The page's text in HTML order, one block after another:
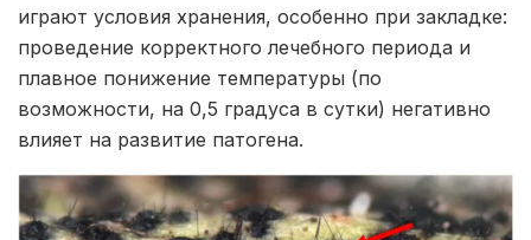
играют условия хранения, особенно при закладке:
проведение корректного лечебного периода и
плавное понижение температуры (по
возможности, на 0,5 градуса в сутки) негативно
влияет на развитие патогена.